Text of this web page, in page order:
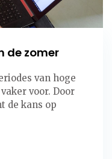
de zomer
van hoge
voor. Door
de kans op